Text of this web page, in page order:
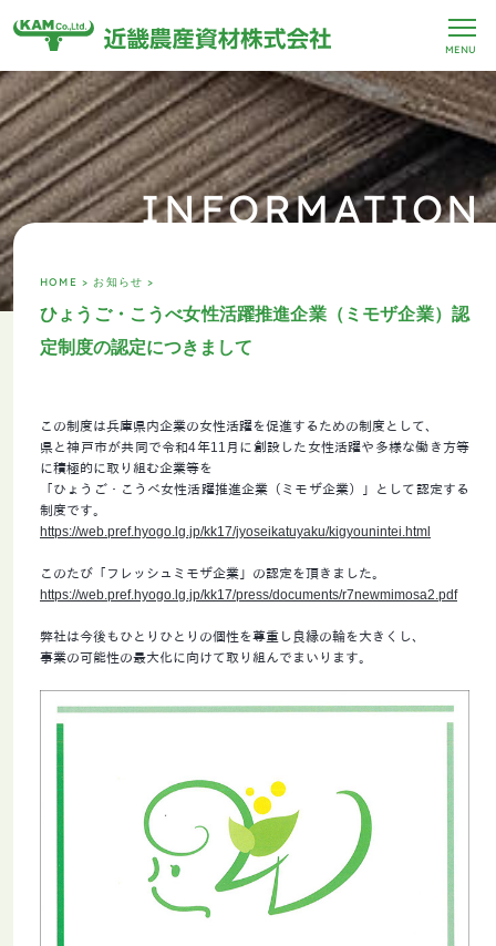
MENU
INFORMATION
HOME > お知らせ >
ひょうご・こうべ女性活躍推進企業（ミモザ企業）認
定制度の認定につきまして
この制度は兵庫県内企業の女性活躍を促進するための制度として、
県と神戸市が共同で令和4年11月に創設した女性活躍や多様な働き方等
に積極的に取り組む企業等を
「ひょうご・こうべ女性活躍推進企業（ミモザ企業）」として認定する
制度です。
https://web.pref.hyogo.lg.jp/kk17/jyoseikatuyaku/kigyounintei.html
このたび「フレッシュミモザ企業」の認定を頂きました。
https://web.pref.hyogo.lg.jp/kk17/press/documents/r7newmimosa2.pdf
弊社は今後もひとりひとりの個性を尊重し良縁の輪を大きくし、
事業の可能性の最大化に向けて取り組んでまいります。